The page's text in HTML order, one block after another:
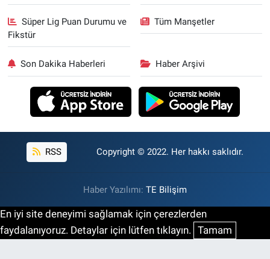
Süper Lig Puan Durumu ve
Fikstür
Tüm Manşetler
Son Dakika Haberleri Haber Arşivi
RSS Copyright © 2022. Her hakkı saklıdır.
Haber Yazılımı: TE Bilişim
En iyi site deneyimi sağlamak için çerezlerden
faydalanıyoruz. Detaylar için lütfen tıklayın. Tamam